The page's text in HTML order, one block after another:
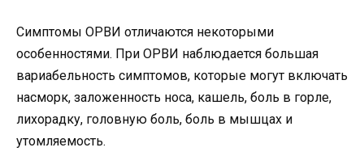
Симптомы ОРВИ отличаются некоторыми
особенностями. При ОРВИ наблюдается большая
вариабельность симптомов, которые могут включать
насморк, заложенность носа, кашель, боль в горле,
лихорадку, головную боль, боль в мышцах и
утомляемость.